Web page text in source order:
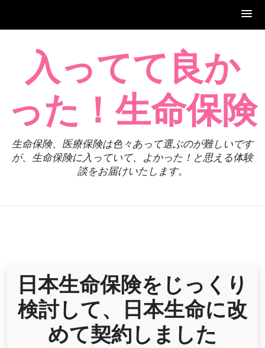
content入ってて良か
った！生命保険
生命保険、医療保険は色々あって選ぶのが難しいです
が、生命保険に入っていて、よかった！と思える体験
談をお届けいたします。
日本生命保険をじっくり
検討して、日本生命に改
めて契約しました